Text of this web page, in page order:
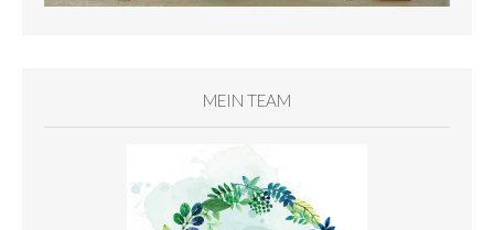
MEIN TEAM